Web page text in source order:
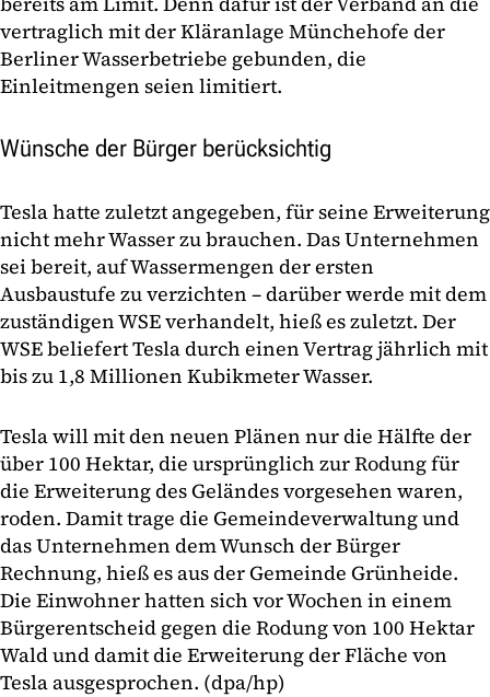
vertraglich mit der Kläranlage Münchehofe der
Berliner Wasserbetriebe gebunden, die
Einleitmengen seien limitiert.
Wünsche der Bürger berücksichtig
Tesla hatte zuletzt angegeben, für seine Erweiterung
nicht mehr Wasser zu brauchen. Das Unternehmen
sei bereit, auf Wassermengen der ersten
Ausbaustufe zu verzichten – darüber werde mit dem
zuständigen WSE verhandelt, hieß es zuletzt. Der
WSE beliefert Tesla durch einen Vertrag jährlich mit
bis zu 1,8 Millionen Kubikmeter Wasser.
Tesla will mit den neuen Plänen nur die Hälfte der
über 100 Hektar, die ursprünglich zur Rodung für
die Erweiterung des Geländes vorgesehen waren,
roden. Damit trage die Gemeindeverwaltung und
das Unternehmen dem Wunsch der Bürger
Rechnung, hieß es aus der Gemeinde Grünheide.
Die Einwohner hatten sich vor Wochen in einem
Bürgerentscheid gegen die Rodung von 100 Hektar
Wald und damit die Erweiterung der Fläche von
Tesla ausgesprochen. (dpa/hp)